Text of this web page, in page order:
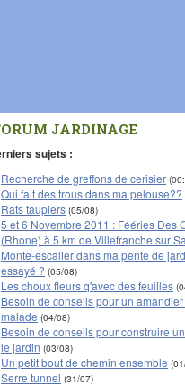
JARDINAGE
sujets :
Recherche de greffons de cerisier
Qui fait des trous dans ma pelouse??
Rats taupiers (05/08)
5 et 6 Novembre 2011 : Fééries Des
(Rhone) à 5 km de Villefranche sur
Monte-escalier dans ma pente de
essayé ? (05/08)
Les choux fleurs q'avec des feuilles
Besoin de conseils pour un
malade (04/08)
Besoin de conseils pour construire
le jardin (03/08)
Un petit bout de chemin ensemble
Serre tunnel (31/07)